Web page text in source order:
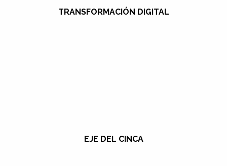
TRANSFORMACIÓN DIGITAL
EJE DEL CINCA